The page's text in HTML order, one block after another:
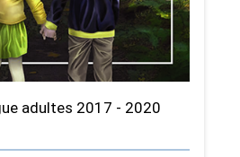
adultes 2017 - 2020